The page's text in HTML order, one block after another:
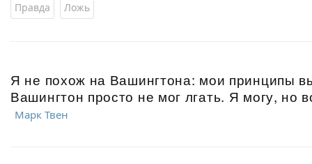
Правда Ложь
Я не похож на Вашингтона: мои принципы
Вашингтон просто не мог лгать. Я могу, но
Марк Твен